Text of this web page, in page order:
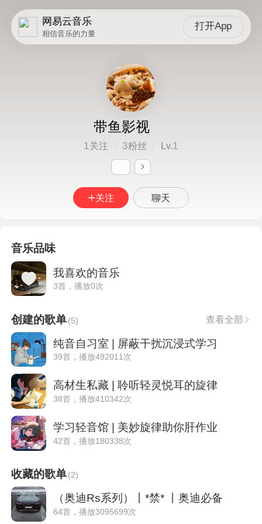
网易云音乐
相信音乐的力量
打开App
带鱼影视
1关注 3粉丝 Lv.1
关注 聊天
音乐品味
我喜欢的音乐
3首，播放0次
创建的歌单(5) 查看全部
纯音自习室 | 屏蔽干扰沉浸式学习
39首，播放492011次
高材生私藏 | 聆听轻灵悦耳的旋律
38首，播放410342次
学习轻音馆 | 美妙旋律助你肝作业
42首，播放180338次
收藏的歌单(2)
（奥迪Rs系列）丨*禁* 丨奥迪必备
64首，播放3095699次